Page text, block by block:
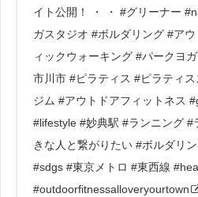
イト公開！ ・ ・ #グリーナー
ガスタジオ #ボルダリング #ア
ィックウォーキング #パークヨ
市川市 #ピラティス #ピラティ
ジム #アウトドアフィットネス
#lifestyle #妙典駅 #ランニング #
きな人と繋がりたい #ボルダリ
#sdgs #東京メトロ #東西線
#outdoorfitnessalloveryourtown